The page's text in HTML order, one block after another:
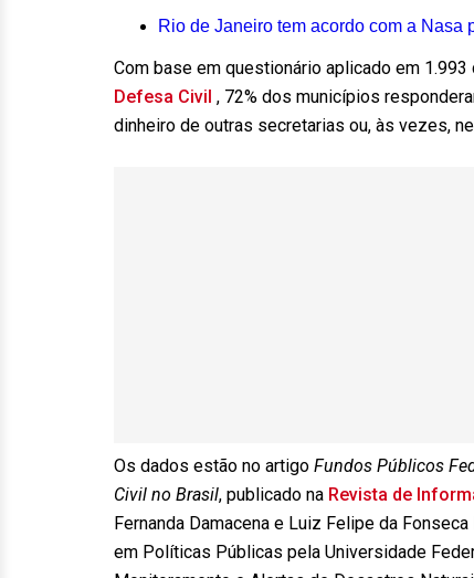
Rio de Janeiro tem acordo com a Nasa
Com base em questionário aplicado em
Defesa Civil , 72% dos municípios
dinheiro de outras secretarias ou, às vezes,
Os dados estão no artigo Fundos Públicos
Civil no Brasil, publicado na Revista de
Fernanda Damacena e Luiz Felipe da
em Políticas Públicas pela Universidade